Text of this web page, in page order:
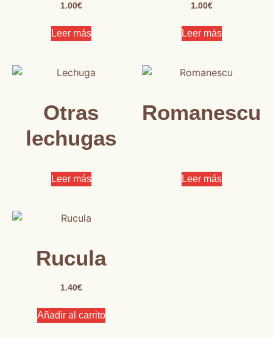
1.00€
Leer más
1.00€
Leer más
Otras
lechugas
Leer más
Romanescu
Leer más
Rucula
1.40€
Añadir al carrito